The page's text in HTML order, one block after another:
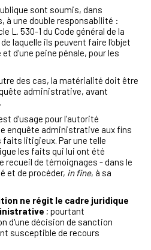
sont soumis, dans
à une double responsabilité :
L. 530-1 du Code général de la
laquelle ils peuvent faire l'objet
d'une peine pénale, pour les
des cas, la matérialité doit être
administrative, avant
d’usage pour l’autorité
enquête administrative aux fins
litigieux. Par une telle
les faits qui lui ont été
recueil de témoignages - dans le
et de procéder, in fine, à sa
ne régit le cadre juridique
; pourtant
d'une décision de sanction
susceptible de recours